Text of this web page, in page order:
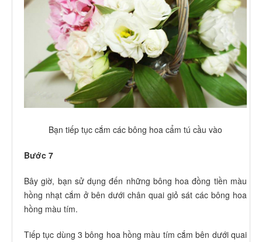
Bạn tiếp tục cắm các bông hoa cẩm tú cầu vào
Bước 7
Bây giờ, bạn sử dụng đến những bông hoa đồng tiền màu
hồng nhạt cắm ở bên dưới chân quai giỏ sát các bông hoa
hồng màu tím.
Tiếp tục dùng 3 bông hoa hồng màu tím cắm bên dưới quai